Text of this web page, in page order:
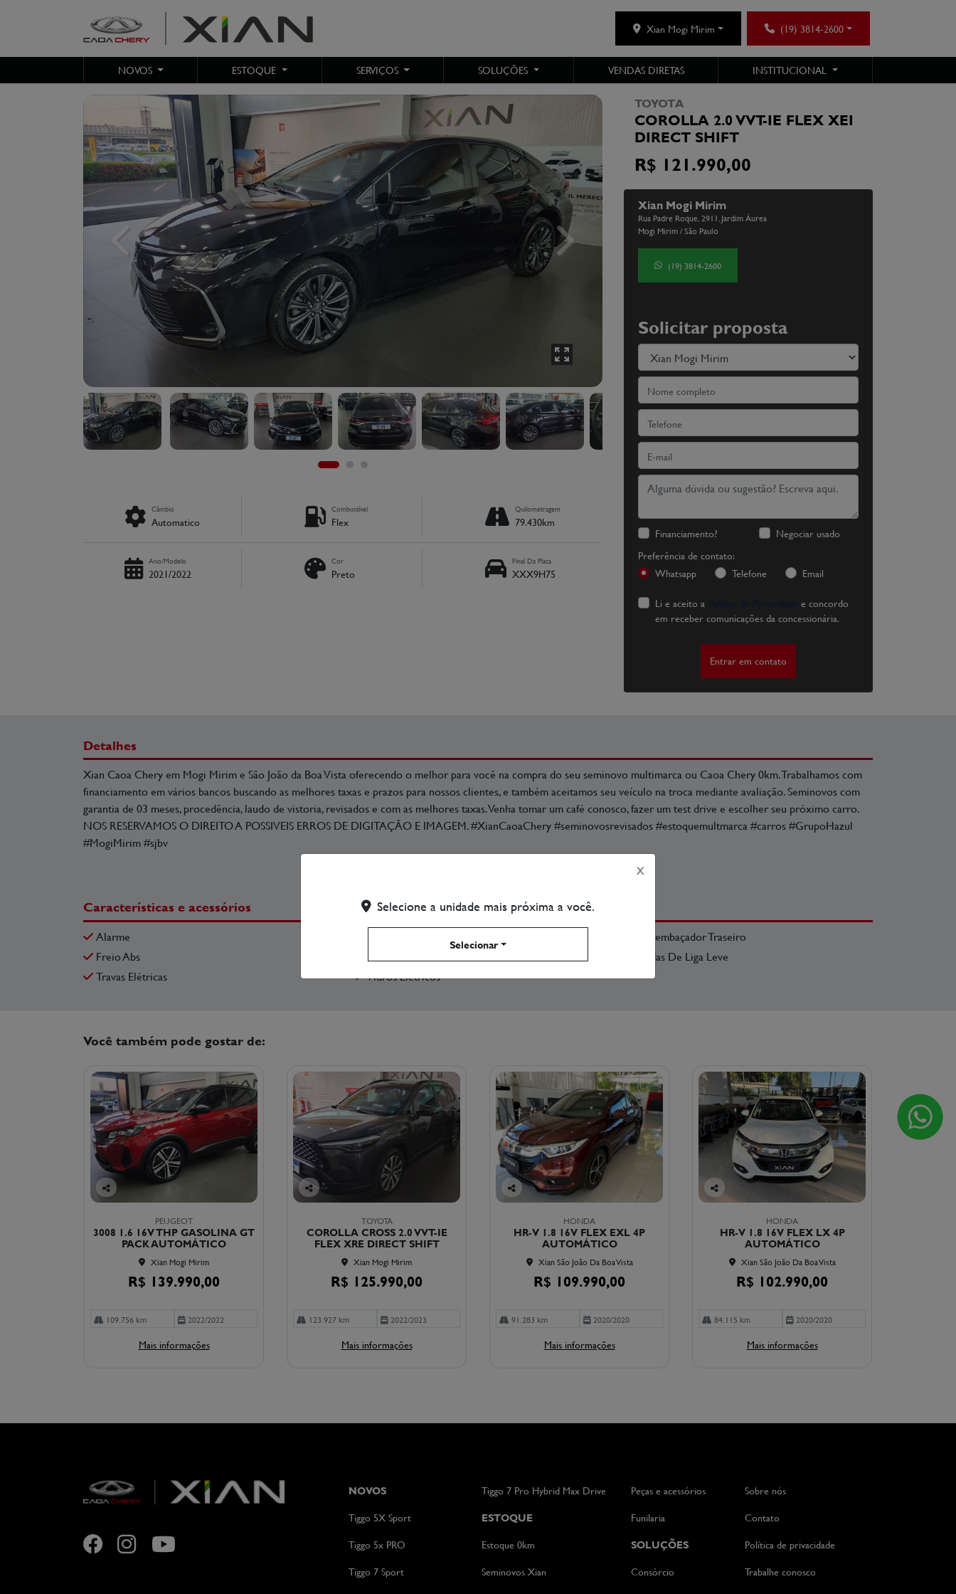
(19) 3814-2600
Xian Mogi Mirim
NOVOS ESTOQUE SERVIÇOS SOLUÇÕES VENDAS DIRETAS INSTITUCIONAL
TOYOTA
COROLLA 2.0 VVT-IE FLEX XEI
DIRECT SHIFT
R$ 121.990,00
Xian Mogi Mirim
Rua Padre Roque, 2911, Jardim Áurea
Mogi Mirim / São Paulo
(19) 3814-2600
Solicitar proposta
Financiamento?
Negociar usado
Preferência de contato:
Whatsapp
Telefone
Email
Li e aceito a
e concordo
em receber comunicações da concessionária.
Entrar em contato
Previous Next
Câmbio
Automatico
Combustível
Flex
Quilometragem
79.430km
Ano/Modelo
2021/2022
Cor
Preto
Final Da Placa
XXX9H75
Detalhes
Xian Caoa Chery em Mogi Mirim e São João da Boa Vista oferecendo o melhor para você na compra do seu seminovo multimarca ou Caoa Chery 0km. Trabalhamos com
financiamento em vários bancos buscando as melhores taxas e prazos para nossos clientes, e também aceitamos seu veículo na troca mediante avaliação. Seminovos com
garantia de 03 meses, procedência, laudo de vistoria, revisados e com as melhores taxas. Venha tomar um café conosco, fazer um test drive e escolher seu próximo carro.
NOS RESERVAMOS O DIREITO A POSSIVEIS ERROS DE DIGITAÇÃO E IMAGEM. #XianCaoaChery #seminovosrevisados #estoquemultmarca #carros #GrupoHazul
#MogiMirim #sjbv
Características e acessórios
Alarme
Desembaçador Traseiro
Freio Abs
Rodas De Liga Leve
Travas Elétricas
Vidros Elétricos
Você também pode gostar de:
Co
arti
lhe
PEUGEOT
3008 1.6 16V THP GASOLINA GT
PACK AUTOMÁTICO
Xian Mogi Mirim
R$ 139.990,00
109.756 km 2022/2022
Mais informações
Co
arti
lhe
TOYOTA
COROLLA CROSS 2.0 VVT-IE
FLEX XRE DIRECT SHIFT
Xian Mogi Mirim
R$ 125.990,00
123.927 km 2022/2023
Mais informações
Co
arti
lhe
HONDA
HR-V 1.8 16V FLEX EXL 4P
AUTOMÁTICO
Xian São João Da Boa Vista
R$ 109.990,00
91.283 km 2020/2020
Mais informações
Co
HONDA
HR-V 1.8 16V FLEX LX 4P
AUTOMÁTICO
Xian São João Da Boa Vista
R$ 102.990,00
84.115 km 2020/2020
Mais informações
NOVOS
Tiggo 5X Sport
Tiggo 5x PRO
Tiggo 7 Sport
Tiggo 7 Pro Hybrid Max Drive
ESTOQUE
Estoque 0km
Seminovos Xian
Peças e acessórios
Funilaria
SOLUÇÕES
Consórcio
Sobre nós
Contato
Política de privacidade
Trabalhe conosco
X
Selecione a unidade mais próxima a você.
Selecionar